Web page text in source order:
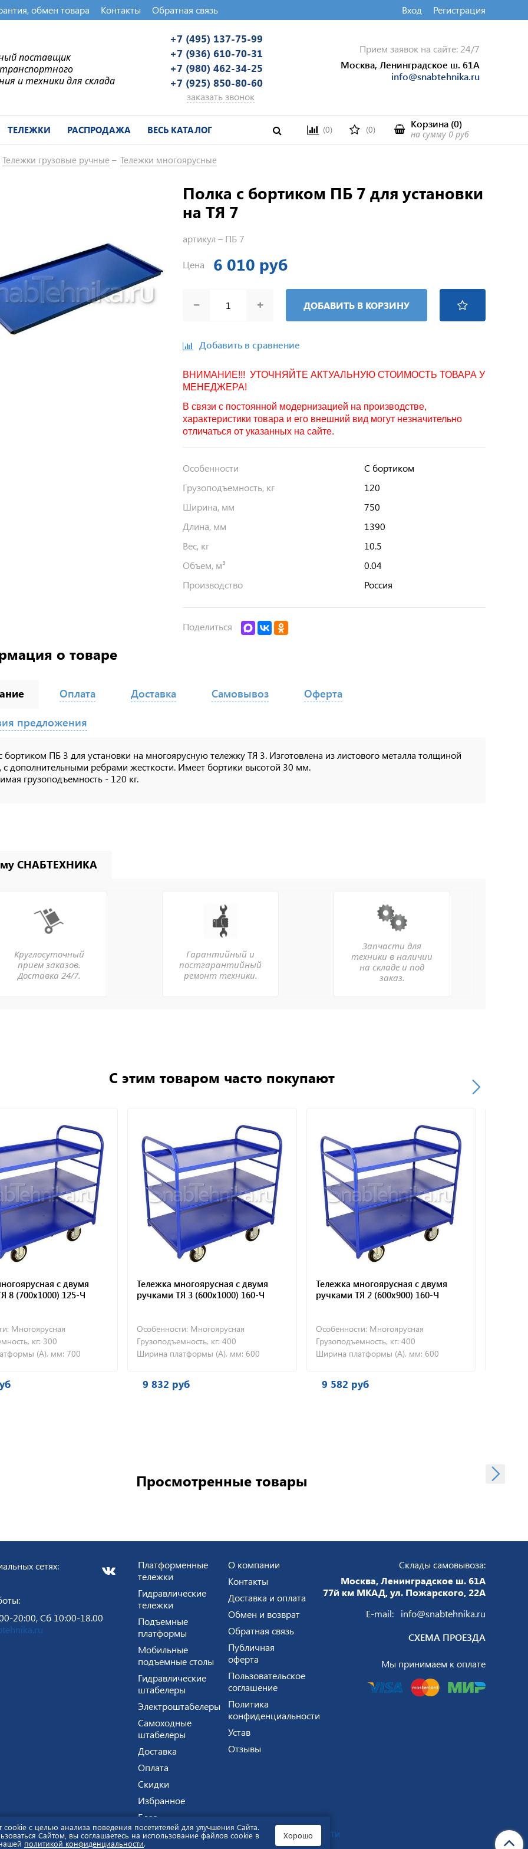
обмен товара Контакты Обратная связь Вход Регистрация
поставщик
и техники для склада
+7 (495) 137-75-99
+7 (936) 610-70-31
+7 (980) 462-34-25
+7 (925) 850-80-60
заказать звонок
Прием заявок на сайте: 24/7
Москва, Ленинградское ш. 61А
info@snabtehnika.ru
ТЕЛЕЖКИ РАСПРОДАЖА ВЕСЬ КАТАЛОГ (0) (0) Корзина(0)
на сумму 0 руб
cookie с целью анализа поведения посетителей для улучшения Сайта.
Сайтом, вы соглашаетесь на использование файлов cookie в
политикой конфиденциальности.
Хорошо
Тележки грузовые ручные Тележки многоярусные
Полка c бортиком ПБ 7 для установки
на ТЯ 7
артикул – ПБ 7
Цена 6 010 руб
ДОБАВИТЬ В КОРЗИНУ
Добавить в сравнение
ВНИМАНИЕ!!! УТОЧНЯЙТЕ АКТУАЛЬНУЮ СТОИМОСТЬ ТОВАРА У
МЕНЕДЖЕРА!
В связи с постоянной модернизацией на производстве,
характеристики товара и его внешний вид могут незначительно
отличаться от указанных на сайте.
Особенности
С бортиком
Грузоподъемность, кг
120
Ширина, мм
750
Длина, мм
1390
Вес, кг
10.5
Объем, м³
0.04
Производство
Россия
Поделиться
о товаре
бортиком ПБ 3 для установки на многоярусную тележку ТЯ 3. Изготовлена из листового металла толщиной
с дополнительными ребрами жесткости. Имеет бортики высотой 30 мм.
грузоподъемность - 120 кг.
Оплата Доставка Самовывоз Оферта
предложения
СНАБТЕХНИКА
Круглосуточный
прием заказов.
Доставка 24/7.
Гарантийный и
постгарантийный
ремонт техники.
Запчасти для
техники в наличии
на складе и под
заказ.
С этим товаром часто покупают
Ч
Тележка многоярусная с двумя
ручками ТЯ 3 (600х1000) 160-Ч
Многоярусная
Грузоподъемность, кг: 400
Ширина платформы (А), мм: 600
Тележка многоярусная с двумя
ручками ТЯ 2 (600х900) 160-Ч
Многоярусная
Грузоподъемность, кг: 400
Ширина платформы (А), мм: 600
Тележка многоярусная
ручками ТЯ 2 (600х900)
Ширина платформы (А),
Просмотренные товары
сетях:
20:00, Сб 10:00-18.00
Платформенные
тележки
Гидравлические
тележки
Подъемные
платформы
Мобильные
подъемные столы
Гидравлические
штабелеры
Электроштабелеры
Самоходные
штабелеры
Доставка
Оплата
Скидки
Избранное
Блог
О компании
Контакты
Доставка и оплата
Обмен и возврат
Обратная связь
Публичная
оферта
Пользовательское
соглашение
Политика
конфиденциальности
Устав
Отзывы
Склады самовывоза:
Москва, Ленинградское ш. 61А
77й км МКАД, ул. Пожарского, 22А
E-mail: info@snabtehnika.ru
СХЕМА ПРОЕЗДА
Мы принимаем к оплате
характер и не является публичной офертой.Политика конфиденциальности